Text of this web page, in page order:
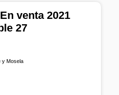
venta 2021
27
y Mosela